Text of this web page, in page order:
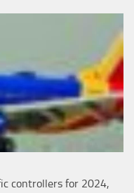
controllers for 2024,